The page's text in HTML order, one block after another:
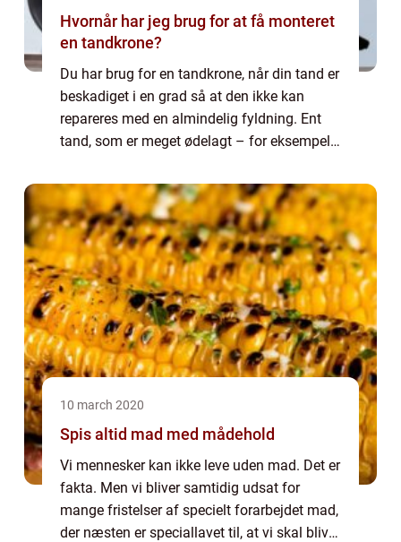
Hvornår har jeg brug for at få monteret
en tandkrone?
Du har brug for en tandkrone, når din tand er
beskadiget i en grad så at den ikke kan
repareres med en almindelig fyldning. Ent
tand, som er meget ødelagt – for eksempel
10 march 2020
Spis altid mad med mådehold
Vi mennesker kan ikke leve uden mad. Det er
fakta. Men vi bliver samtidig udsat for
mange fristelser af specielt forarbejdet mad,
der næsten er speciallavet til, at vi skal blive